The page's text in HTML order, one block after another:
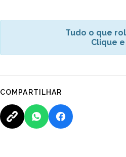
Tudo o que
Clique
COMPARTILHAR